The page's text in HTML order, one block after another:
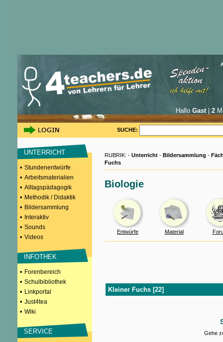
Hallo Gast| 2
SUCHE:
UNTERRICHT
• Stundenentwürfe
• Arbeitsmaterialien
• Alltagspädagogik
• Methodik / Didaktik
• Bildersammlung
• Interaktiv
• Sounds
• Videos
INFOTHEK
• Forenbereich
• Schulbibliothek
• Linkportal
• Just4tea
• Wiki
SERVICE
RUBRIK: - Unterricht - Bildersammlung -
Fuchs
Biologie
Entwürfe Material
Kleiner Fuchs [22]
Gehe